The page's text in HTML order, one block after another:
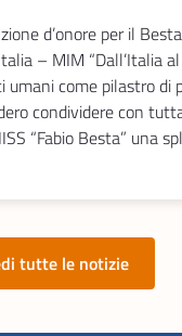
d’onore per il
– MIM “Dall’Italia
umani come pilastro di
condividere con
“Fabio Besta” una
tutte le notizie